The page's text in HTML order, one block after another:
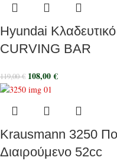
Hyundai
CURVING BAR
119,00€ 108,00€
Krausmann 3250
Διαιρούμενο 52cc